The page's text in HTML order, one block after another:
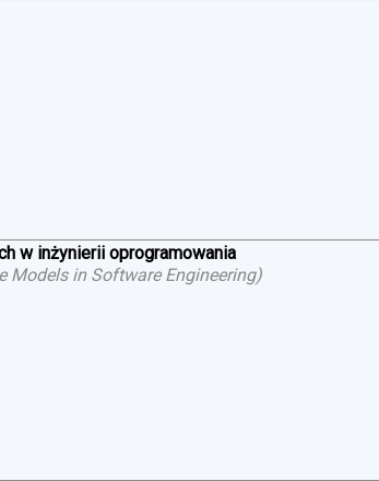
w inżynierii oprogramowania
in Software Engineering)